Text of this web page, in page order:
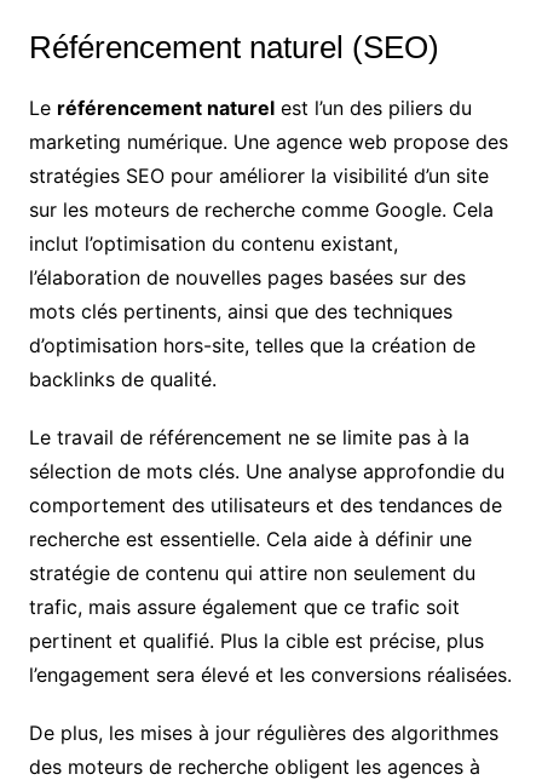
Référencement naturel (SEO)
Le référencement naturelest l’un des piliers du
marketing numérique. Une agence web propose des
stratégies SEO pour améliorer la visibilité d’un site
sur les moteurs de recherche comme Google. Cela
inclut l’optimisation du contenu existant,
l’élaboration de nouvelles pages basées sur des
mots clés pertinents, ainsi que des techniques
d’optimisation hors-site, telles que la création de
backlinks de qualité.
Le travail de référencement ne se limite pas à la
sélection de mots clés. Une analyse approfondie du
comportement des utilisateurs et des tendances de
recherche est essentielle. Cela aide à définir une
stratégie de contenu qui attire non seulement du
trafic, mais assure également que ce trafic soit
pertinent et qualifié. Plus la cible est précise, plus
l’engagement sera élevé et les conversions réalisées.
De plus, les mises à jour régulières des algorithmes
des moteurs de recherche obligent les agences à